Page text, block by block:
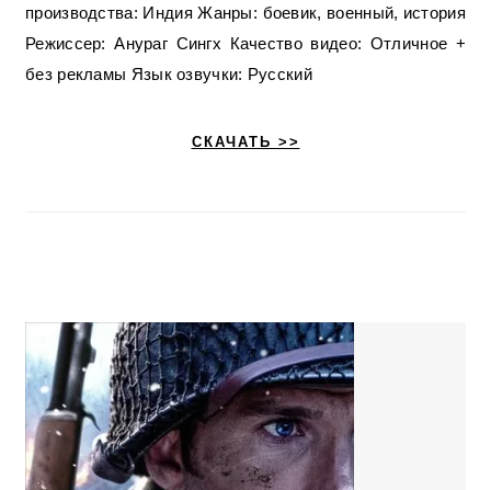
производства: Индия Жанры: боевик, военный, история
Режиссер: Анураг Сингх Качество видео: Отличное +
без рекламы Язык озвучки: Русский
СКАЧАТЬ >>